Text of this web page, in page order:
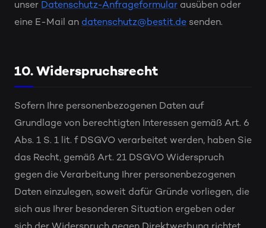
unser Datenschutz-Anfrageformular ausüben oder
eine E-Mail an datenschutz@bestit.de senden.
10. Widerspruchsrecht
Sofern Ihre personenbezogenen Daten auf
Grundlage von berechtigten Interessen gemäß Art. 6
Abs. 1 S. 1 lit. f DSGVO verarbeitet werden, haben Sie
das Recht, gemäß Art. 21 DSGVO Widerspruch
gegen die Verarbeitung Ihrer personenbezogenen
Daten einzulegen, soweit dafür Gründe vorliegen, die
sich aus Ihrer besonderen Situation ergeben oder